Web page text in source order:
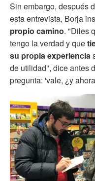
Sin embargo, después
esta entrevista, Borja
propio camino. "Diles
tengo la verdad y que
su propia experiencia
de utilidad", dice antes
pregunta: 'vale, ¿y